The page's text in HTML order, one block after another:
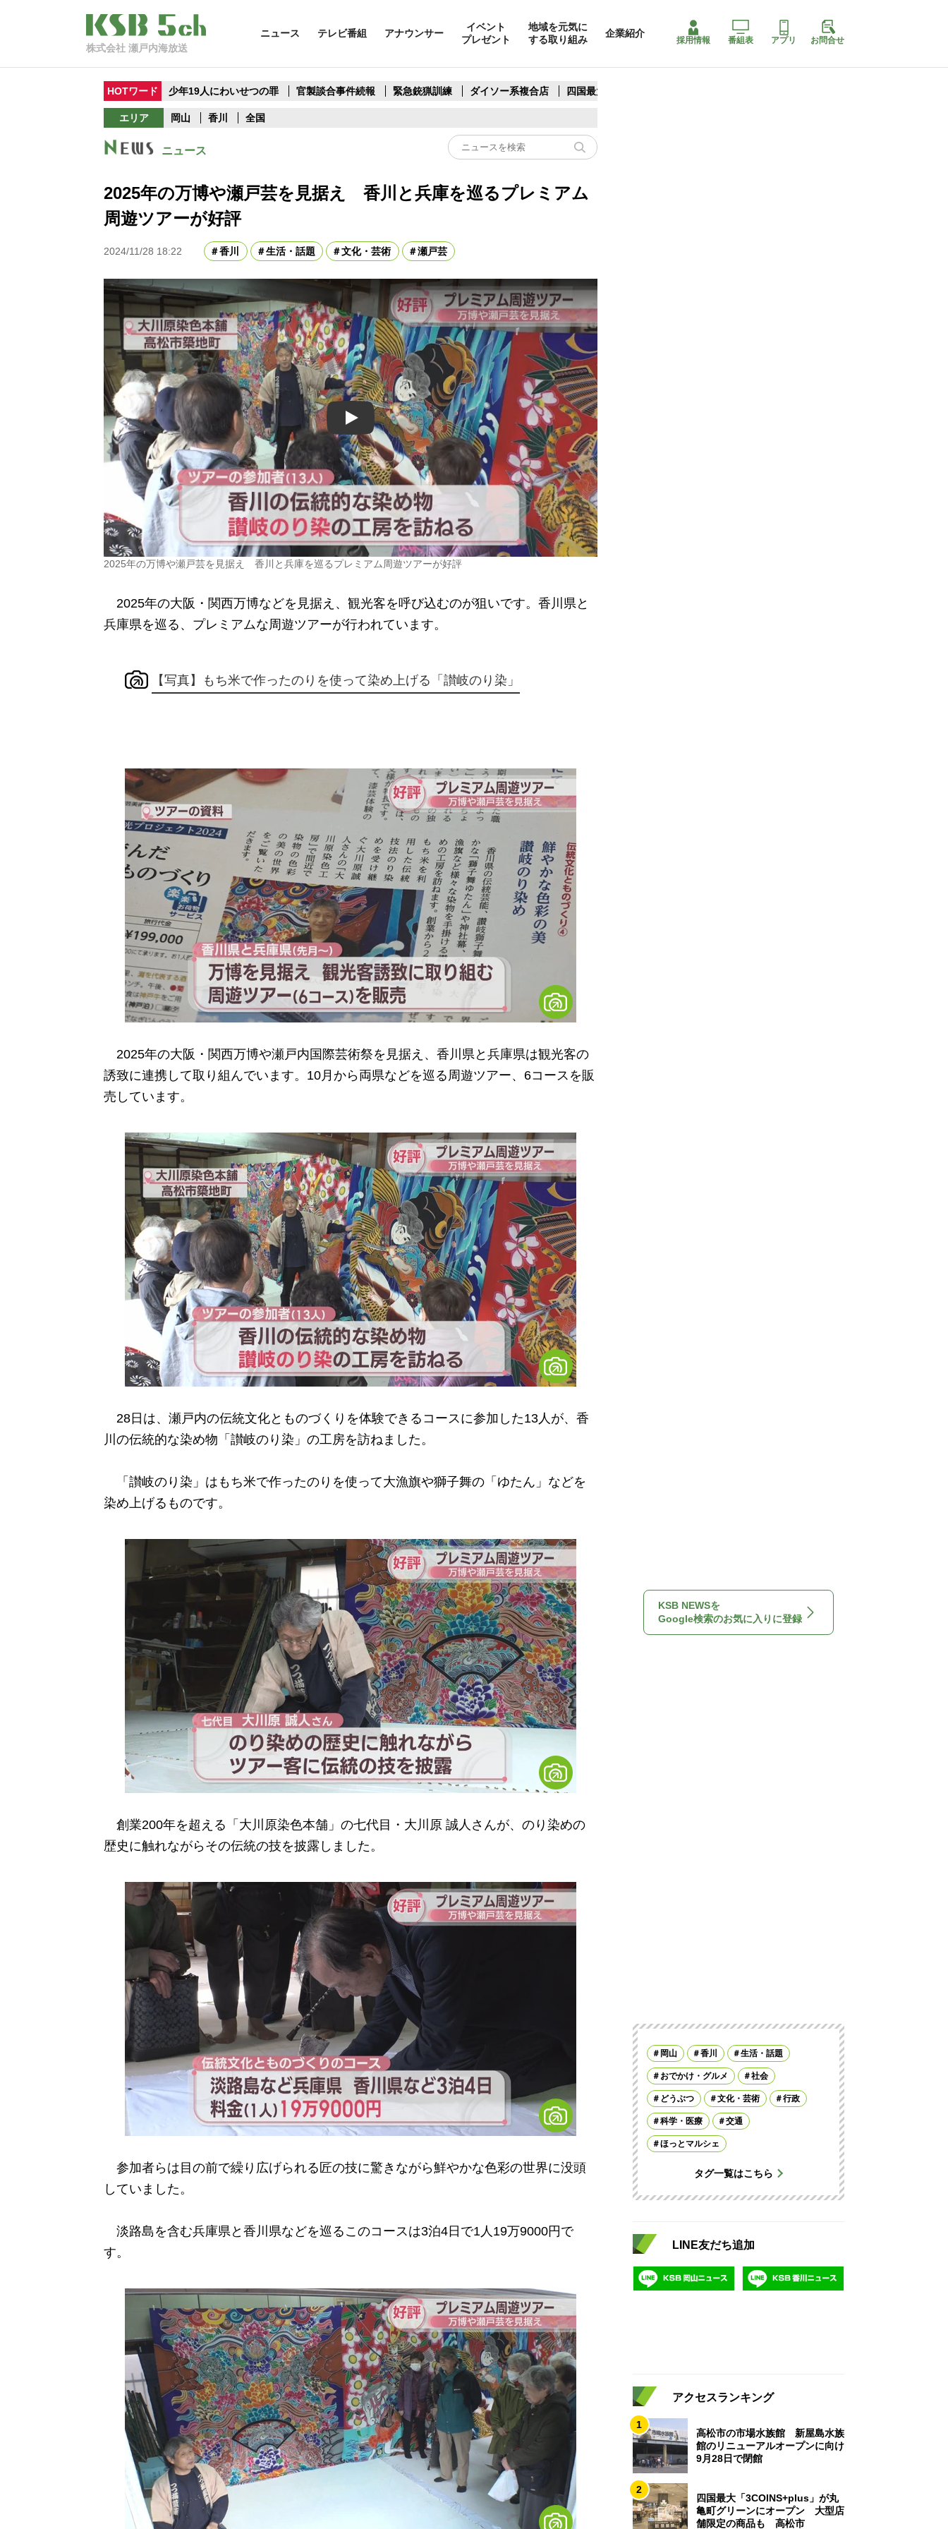
株式会社 瀬戸内海放送
ニュース テレビ番組 アナウンサー
イベント
プレゼント
地域を元気に
する取り組み
企業紹介
採用情報 番組表 アプリ お問合せ
HOTワード 少年19人にわいせつの罪 官製談合事件続報 緊急銃猟訓練 ダイソー系複合店 四国最大スリコ
エリア 岡山 香川 全国
ニュース
2025年の万博や瀬戸芸を見据え 香川と兵庫を巡るプレミアム
周遊ツアーが好評
2024/11/28 18:22 香川 生活・話題 文化・芸術 瀬戸芸
Play
2025年の万博や瀬戸芸を見据え 香川と兵庫を巡るプレミアム周遊ツアーが好評
2025年の大阪・関西万博などを見据え、観光客を呼び込むのが狙いです。香川県と
兵庫県を巡る、プレミアムな周遊ツアーが行われています。
【写真】もち米で作ったのりを使って染め上げる「讃岐のり染」
2025年の大阪・関西万博や瀬戸内国際芸術祭を見据え、香川県と兵庫県は観光客の
誘致に連携して取り組んでいます。10月から両県などを巡る周遊ツアー、6コースを販
売しています。
28日は、瀬戸内の伝統文化とものづくりを体験できるコースに参加した13人が、香
川の伝統的な染め物「讃岐のり染」の工房を訪ねました。
「讃岐のり染」はもち米で作ったのりを使って大漁旗や獅子舞の「ゆたん」などを
染め上げるものです。
創業200年を超える「大川原染色本舗」の七代目・大川原 誠人さんが、のり染めの
歴史に触れながらその伝統の技を披露しました。
参加者らは目の前で繰り広げられる匠の技に驚きながら鮮やかな色彩の世界に没頭
していました。
淡路島を含む兵庫県と香川県などを巡るこのコースは3泊4日で1人19万9000円で
す。
KSB NEWSを
Google検索のお気に入りに登録
岡山 香川 生活・話題
おでかけ・グルメ 社会
どうぶつ 文化・芸術 行政
科学・医療 交通
ほっとマルシェ
タグ一覧はこちら
LINE友だち追加
アクセスランキング
1
高松市の市場水族館 新屋島水族
館のリニューアルオープンに向け
9月28日で閉館
2
四国最大「3COINS+plus」が丸
亀町グリーンにオープン 大型店
舗限定の商品も 高松市